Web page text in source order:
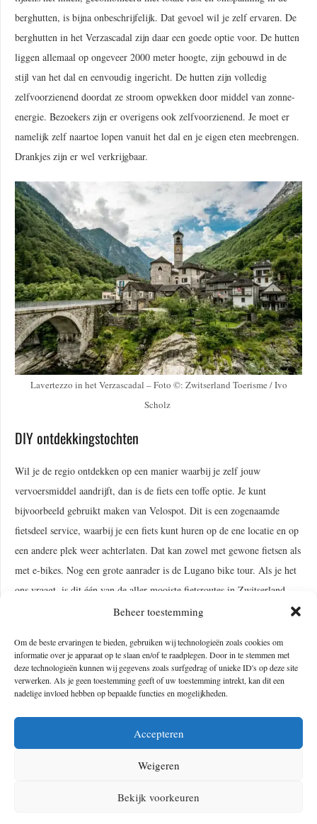
Beheer toestemming
Om de beste ervaringen te bieden, gebruiken wij technologieën zoals cookies om
informatie over je apparaat op te slaan en/of te raadplegen. Door in te stemmen met
deze technologieën kunnen wij gegevens zoals surfgedrag of unieke ID's op deze site
verwerken. Als je geen toestemming geeft of uw toestemming intrekt, kan dit een
nadelige invloed hebben op bepaalde functies en mogelijkheden.
Accepteren
Weigeren
Bekijk voorkeuren
berghutten, is bijna onbeschrijfelijk. Dat gevoel wil je zelf ervaren. De
berghutten in het Verzascadal zijn daar een goede optie voor. De hutten
liggen allemaal op ongeveer 2000 meter hoogte, zijn gebouwd in de
stijl van het dal en eenvoudig ingericht. De hutten zijn volledig
zelfvoorzienend doordat ze stroom opwekken door middel van zonne-
energie. Bezoekers zijn er overigens ook zelfvoorzienend. Je moet er
namelijk zelf naartoe lopen vanuit het dal en je eigen eten meebrengen.
Drankjes zijn er wel verkrijgbaar.
Lavertezzo in het Verzascadal – Foto ©: Zwitserland Toerisme / Ivo
Scholz
DIY ontdekkingstochten
Wil je de regio ontdekken op een manier waarbij je zelf jouw
vervoersmiddel aandrijft, dan is de fiets een toffe optie. Je kunt
bijvoorbeeld gebruikt maken van Velospot. Dit is een zogenaamde
fietsdeel service, waarbij je een fiets kunt huren op de ene locatie en op
een andere plek weer achterlaten. Dat kan zowel met gewone fietsen als
met e-bikes. Nog een grote aanrader is de Lugano bike tour. Als je het
ons vraagt, is dit één van de aller mooiste fietsroutes in Zwitserland.
Op deze manier kun je de panoramische bergtoppen van Ticino van
Ticino liever vanuit het dal, dan is Stand Up Paddling (SUP-en) op het
Lago Maggiore een verfrissende activiteit. Dat lijkt misschien heel
relaxed, maar het is een goede en leuke workoutvoor je hele lichaam.
Stand up Paddling in Ascona – Foto